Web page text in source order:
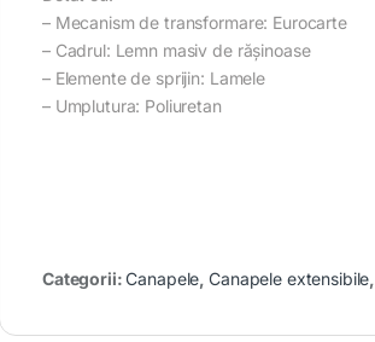
– Mecanism de transformare: Eurocarte
– Cadrul: Lemn masiv de rășinoase
– Elemente de sprijin: Lamele
– Umplutura: Poliuretan
Categorii:Canapele,Canapele extensibile,